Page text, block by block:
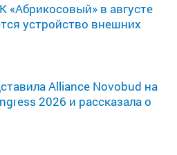
«Абрикосовый» в августе
устройство внешних
Alliance Novobud на
2026 и рассказала о